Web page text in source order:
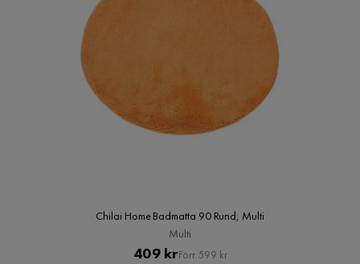
Chilai Home Badmatta 90 Rund, Multi
Multi
Pris
409 krOriginal
Förr 599 kr